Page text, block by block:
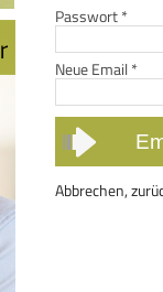
Passwort*
Neue Email*
Abbrechen,